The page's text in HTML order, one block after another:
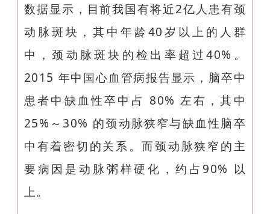
数据显示，目前我国有将近2亿人患有颈
动脉斑块，其中年龄40岁以上的人群
中，颈动脉斑块的检出率超过40%。
2015 年中国心血管病报告显示，脑卒中
患者中缺血性卒中占 80% 左右，其中
25%～30% 的颈动脉狭窄与缺血性脑卒
中有着密切的关系。而颈动脉狭窄的主
要病因是动脉粥样硬化，约占90% 以
上。